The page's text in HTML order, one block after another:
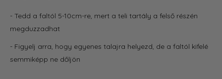
- Tedd a faltól 5-10cm-re, mert a teli tartály a felső részén
megduzzadhat
- Figyelj arra, hogy egyenes talajra helyezd, de a faltól kifelé
semmiképp ne dőljön